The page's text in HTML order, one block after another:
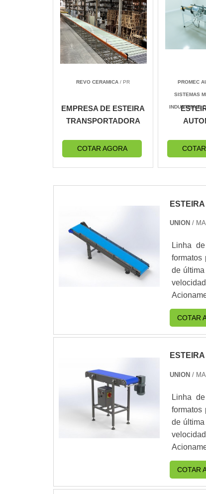
REVO CERAMICA / PR
EMPRESA DE ESTEIRA
TRANSPORTADORA
COTAR AGORA
PROMEC
SISTEMAS
INDUSTRIA E
UNION /
Linha
formatos
de
banco de
COTAR
UNION /
Linha
formatos
de
banco de
COTAR